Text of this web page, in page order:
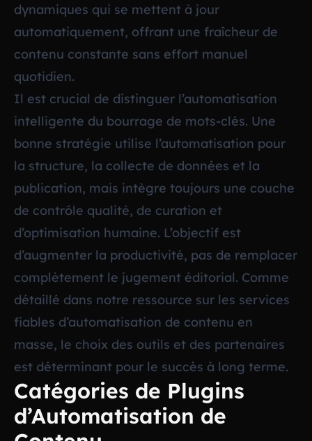
dynamiques qui se mettent à jour
automatiquement, offrant une fraîcheur de
contenu constante sans effort manuel
quotidien.
Il est crucial de distinguer l’automatisation
intelligente du bourrage de mots-clés. Une
bonne stratégie utilise l’automatisation pour
la structure, la collecte de données et la
publication, mais intègre toujours une couche
de contrôle qualité, de curation et
d’optimisation humaine. L’objectif est
d’augmenter la productivité, pas de remplacer
complètement le jugement éditorial. Comme
détaillé dans notre ressource sur les services
fiables d’automatisation de contenu en
masse, le choix des outils et des partenaires
est déterminant pour le succès à long terme.
Catégories de Plugins
d’Automatisation de